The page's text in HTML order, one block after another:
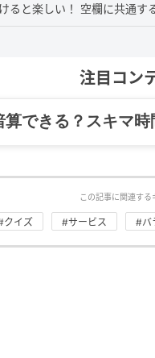
ると楽しい！ 空欄に共通す
注目コン
できる？スキマ時
この記事に関連する
クイズ #サービス #バ